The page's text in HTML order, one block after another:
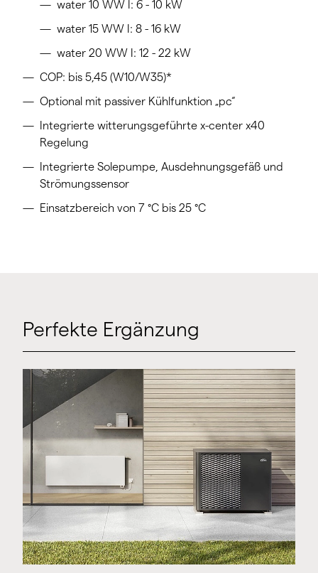
water 10 WW I: 6 - 10 kW
water 15 WW I: 8 - 16 kW
water 20 WW I: 12 - 22 kW
COP: bis 5,45 (W10/W35)*
Optional mit passiver Kühlfunktion „pc“
Integrierte witterungsgeführte x-center x40
Regelung
Integrierte Solepumpe, Ausdehnungsgefäß und
Strömungssensor
Einsatzbereich von 7 °C bis 25 °C
Perfekte Ergänzung